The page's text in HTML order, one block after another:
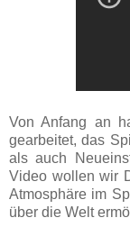
Von Anfang an
gearbeitet, das
als auch
Video wollen wir
Atmosphäre im
über die Welt